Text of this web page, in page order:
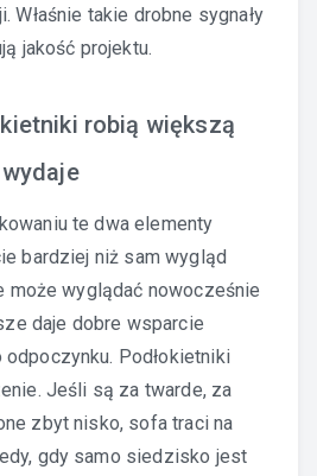
Właśnie takie drobne sygnały
jakość projektu.
robią większą
te dwa elementy
bardziej niż sam wygląd
może wyglądać nowocześnie
daje dobre wsparcie
Podłokietniki
Jeśli są za twarde, za
zbyt nisko, sofa traci na
gdy samo siedzisko jest